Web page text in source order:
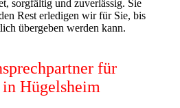
sorgfältig und zuverlässig. Sie
Rest erledigen wir für Sie, bis
übergeben werden kann.
für
Hügelsheim